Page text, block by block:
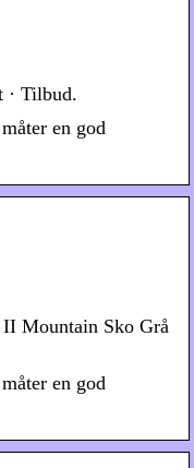
· Tilbud.
en god
Mountain Sko Grå
en god